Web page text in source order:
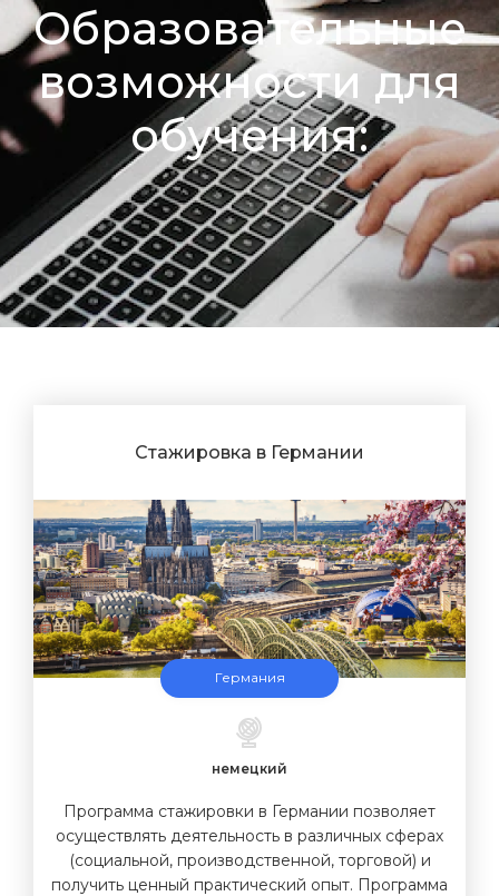
Образовательные
возможности для
обучения:
Стажировка в Германии
Германия
немецкий
Программа стажировки в Германии позволяет
осуществлять деятельность в различных сферах
(социальной, производственной, торговой) и
получить ценный практический опыт. Программа